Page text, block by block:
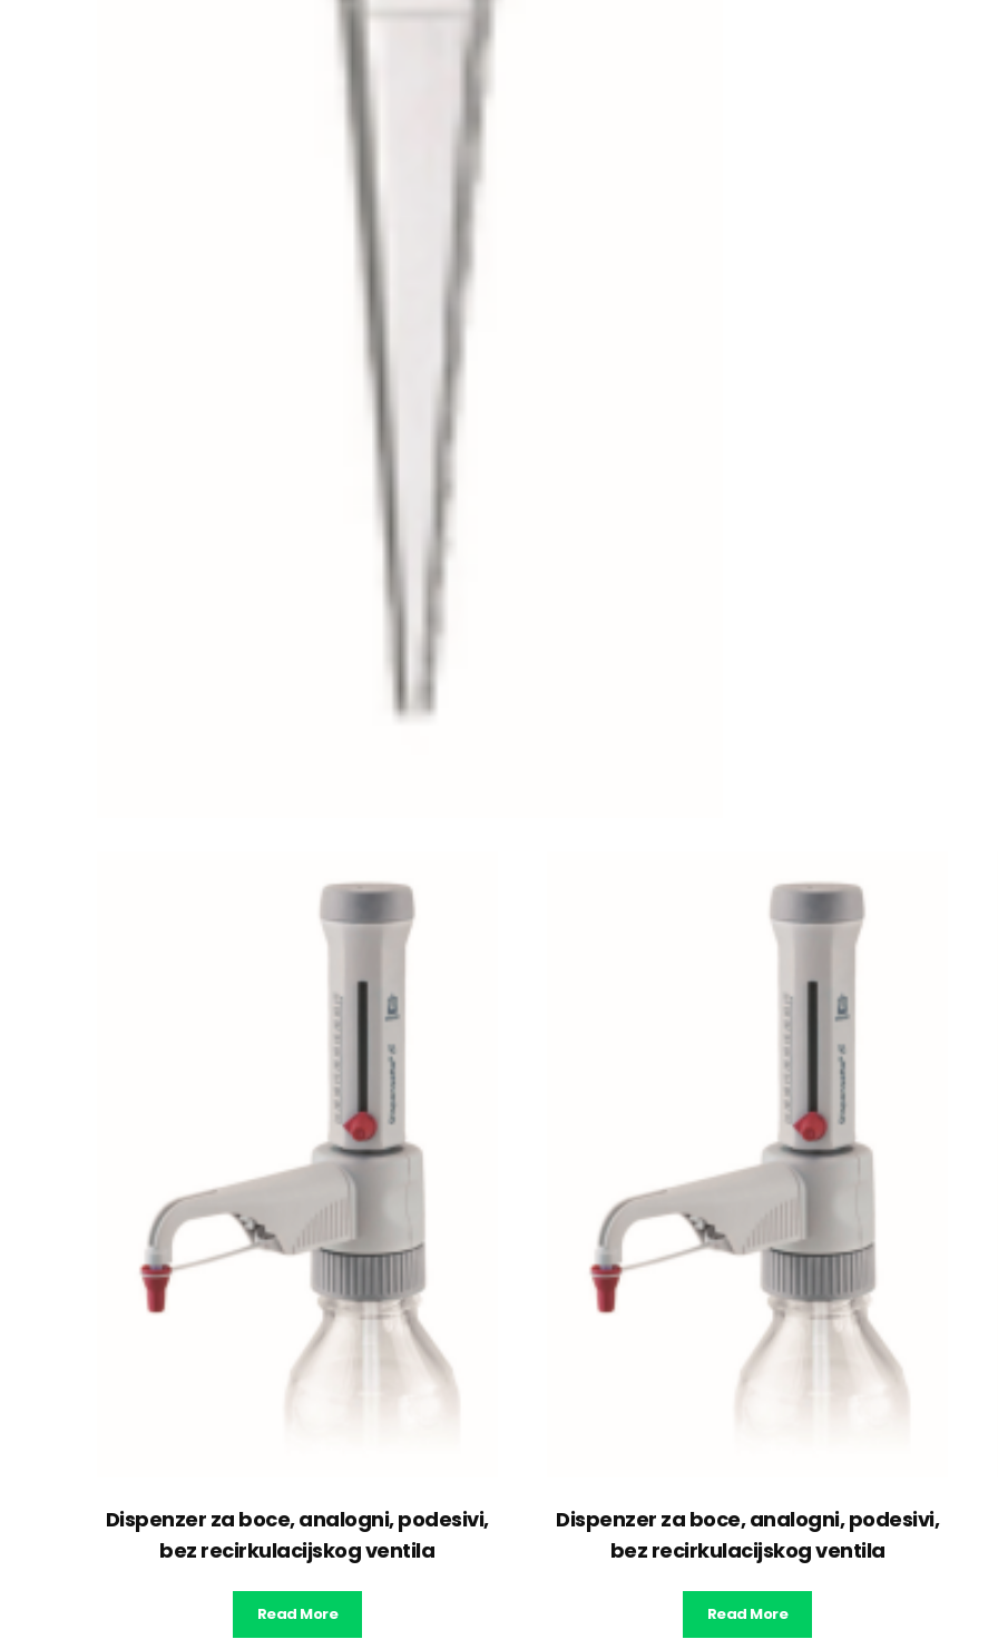
Dispenzer za boce, analogni, podesivi,
bez recirkulacijskog ventila
Read More
Dispenzer za boce, analogni, podesivi,
bez recirkulacijskog ventila
Read More